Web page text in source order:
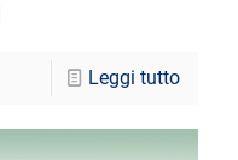
Leggi tutto